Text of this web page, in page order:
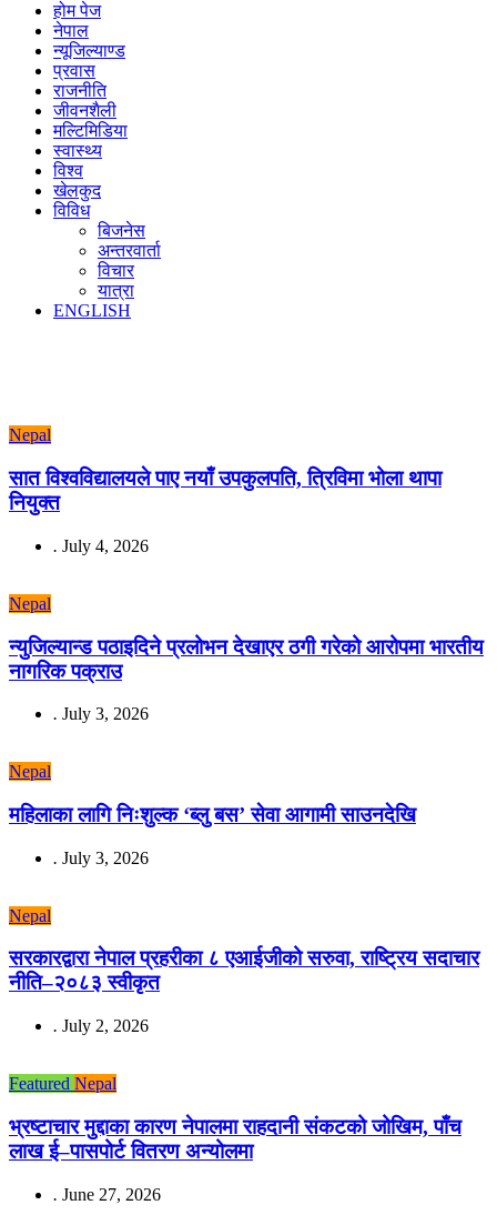
होम पेज
नेपाल
न्यूजिल्याण्ड
प्रवास
राजनीति
जीवनशैली
मल्टिमिडिया
स्वास्थ्य
विश्व
खेलकुद
विविध
बिजनेस
अन्तरवार्ता
विचार
यात्रा
ENGLISH
Nepal
सात विश्वविद्यालयले पाए नयाँ उपकुलपति, त्रिविमा भोला थापा
नियुक्त
. July 4, 2026
Nepal
न्युजिल्यान्ड पठाइदिने प्रलोभन देखाएर ठगी गरेको आरोपमा भारतीय
नागरिक पक्राउ
. July 3, 2026
Nepal
महिलाका लागि निःशुल्क ‘ब्लु बस’ सेवा आगामी साउनदेखि
. July 3, 2026
Nepal
सरकारद्वारा नेपाल प्रहरीका ८ एआईजीको सरुवा, राष्ट्रिय सदाचार
नीति–२०८३ स्वीकृत
. July 2, 2026
Featured Nepal
भ्रष्टाचार मुद्दाका कारण नेपालमा राहदानी संकटको जोखिम, पाँच
लाख ई–पासपोर्ट वितरण अन्योलमा
. June 27, 2026